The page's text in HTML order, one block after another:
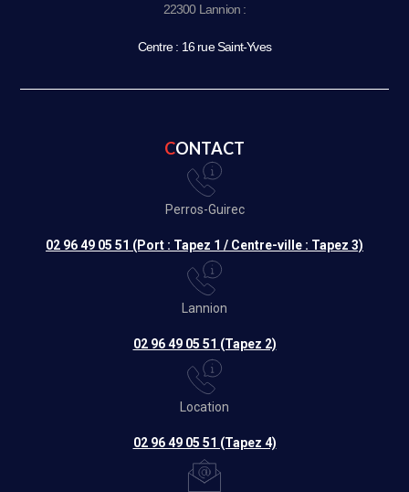
22300 Lannion :
Centre : 16 rue Saint-Yves
CONTACT
Perros-Guirec
02 96 49 05 51 (Port : Tapez 1 / Centre-ville : Tapez 3)
Lannion
02 96 49 05 51 (Tapez 2)
Location
02 96 49 05 51 (Tapez 4)